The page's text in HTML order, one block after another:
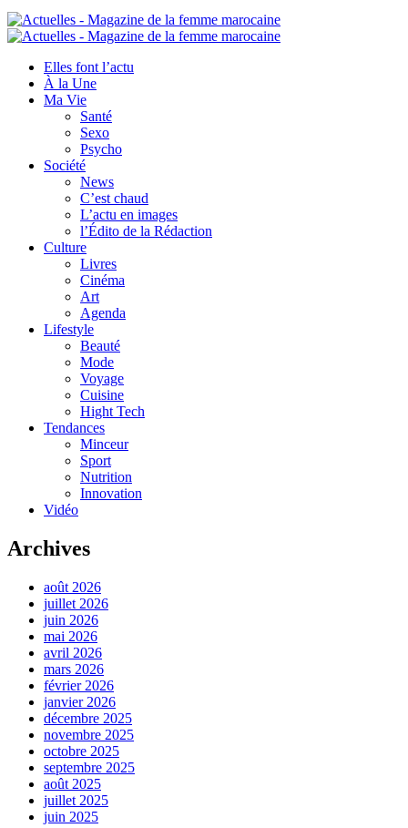
Elles font l’actu
À la Une
Ma Vie
Santé
Sexo
Psycho
Société
News
C’est chaud
L’actu en images
l’Édito de la Rédaction
Culture
Livres
Cinéma
Art
Agenda
Lifestyle
Beauté
Mode
Voyage
Cuisine
Hight Tech
Tendances
Minceur
Sport
Nutrition
Innovation
Vidéo
Archives
août 2026
juillet 2026
juin 2026
mai 2026
avril 2026
mars 2026
février 2026
janvier 2026
décembre 2025
novembre 2025
octobre 2025
septembre 2025
août 2025
juillet 2025
juin 2025